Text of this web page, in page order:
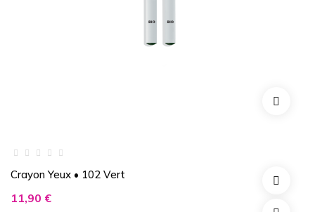
Crayon Yeux • 102 Vert
Prix
11,90 €